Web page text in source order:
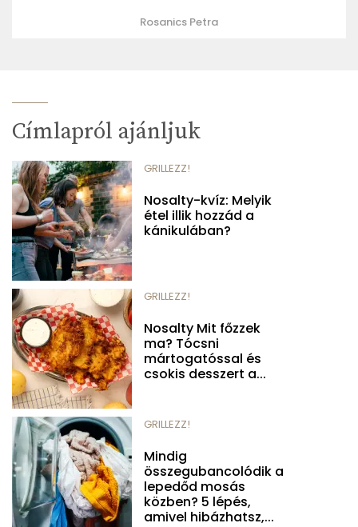
Rosanics Petra
Címlapról ajánljuk
GRILLEZZ!
Nosalty-kvíz: Melyik
étel illik hozzád a
kánikulában?
GRILLEZZ!
Nosalty Mit főzzek
ma? Tócsni
mártogatóssal és
csokis desszert a...
GRILLEZZ!
Mindig
összegubancolódik a
lepedőd mosás
közben? 5 lépés,
amivel hibázhatsz,...